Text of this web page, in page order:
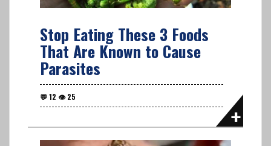
Stop Eating These 3 Foods
That Are Known to Cause
Parasites